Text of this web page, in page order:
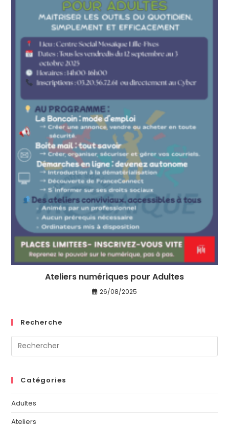
Ateliers numériques pour Adultes
26/08/2025
Recherche
Catégories
Adultes
Ateliers